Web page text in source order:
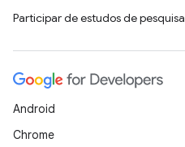
Participar de estudos de pesquisa
Android
Chrome